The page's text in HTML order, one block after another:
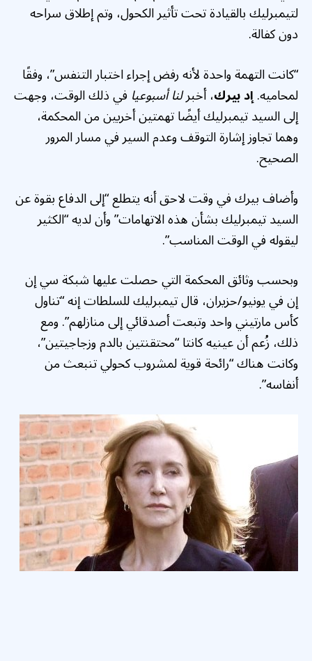
لتيمبرليك بالقيادة تحت تأثير الكحول، وتم إطلاق سراحه
دون كفالة.
“كانت التهمة واحدة لأنه رفض إجراء اختبار التنفس”، وفقًا
لمحاميه.إد بيرك، أخبرلنا أسبوعيافي ذلك الوقت، وجهت
إلى السيد تيمبرليك أيضًا تهمتين أخريين من المحكمة،
وهما تجاوز إشارة التوقف وعدم السير في مسار المرور
الصحيح.
وأضاف بيرك في وقت لاحق أنه يتطلع “إلى الدفاع بقوة عن
السيد تيمبرليك بشأن هذه الاتهامات” وأن لديه “الكثير
ليقوله في الوقت المناسب”.
وبحسب وثائق المحكمة التي حصلت عليها شبكة سي إن
إن في يونيو/حزيران، قال تيمبرليك للسلطات إنه “تناول
كأس مارتيني واحد وتبعت أصدقائي إلى منازلهم”. ومع
ذلك، زُعم أن عينيه كانتا “محتقنتين بالدم وزجاجيتين”،
وكانت هناك “رائحة قوية لمشروب كحولي تنبعث من
أنفاسه”.